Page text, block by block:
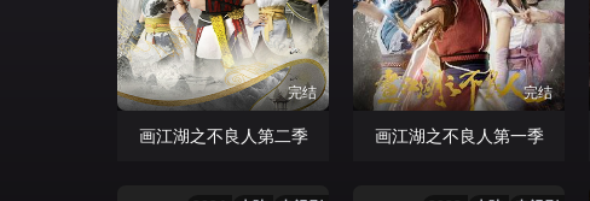
完结
画江湖之不良人第二季
完结
画江湖之不良人第一季